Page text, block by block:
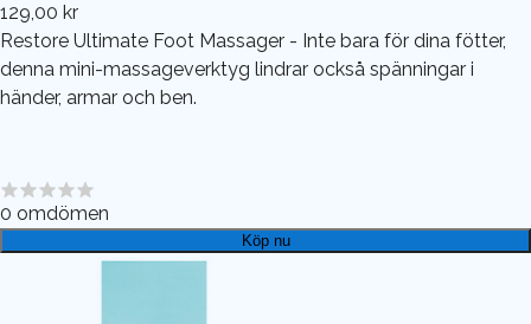
129,00 kr
Restore Ultimate Foot Massager - Inte bara för dina fötter,
denna mini-massageverktyg lindrar också spänningar i
händer, armar och ben.
0 omdömen
Köp nu